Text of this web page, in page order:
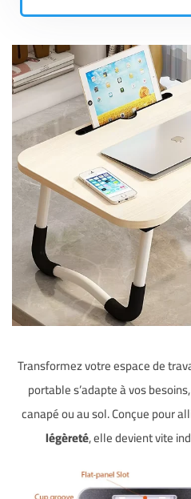
Transformez votre espace de
portable s’adapte à vos
canapé ou au sol. Conçue pour
légèreté, elle devient vite